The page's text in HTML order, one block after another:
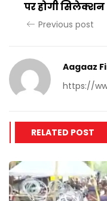
पर होगी सिलेक्शन
Previous post
Aagaaz
https://
RELATED POST